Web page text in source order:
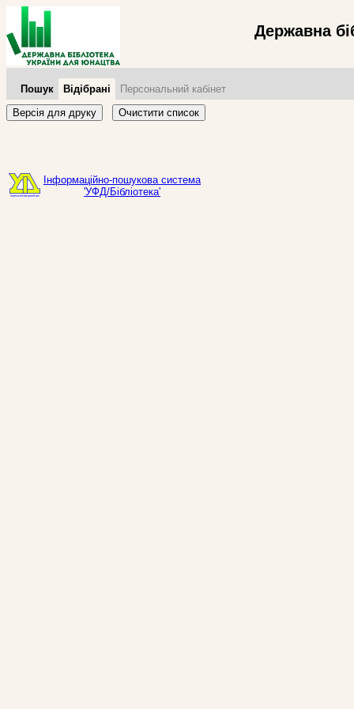
Державна
Пошук Відібрані
Персональний кабінет
Версія для друку
Очистити список
Інформаційно-пошукова система
'УФД/Бібліотека'